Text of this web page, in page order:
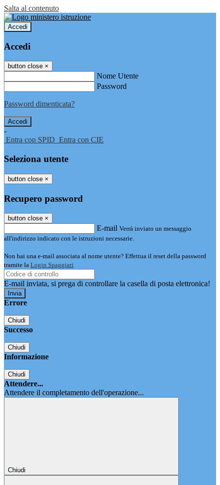
Salta al contenuto
Accedi
Accedi
button close ×
Nome Utente
Password
Password dimenticata?
-
Entra con SPID Entra con CIE
Seleziona utente
button close ×
Recupero password
button close ×
E-mail Verrà inviato un messaggio
all'indirizzo indicato con le istruzioni necessarie.
Non hai una e-mail associata al nome utente? Effettua il reset della password
tramite la Login Spaggiari
E-mail inviata, si prega di controllare la casella di posta elettronica!
Errore
Chiudi
Successo
Chiudi
Informazione
Chiudi
Attendere...
Attendere il completamento dell'operazione...
Chiudi